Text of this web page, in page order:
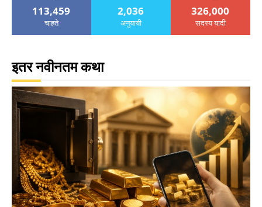
113,459
चाहते
2,036
अनुयायी
326,000
सदस्य यादी
इतर नवीनतम कथा